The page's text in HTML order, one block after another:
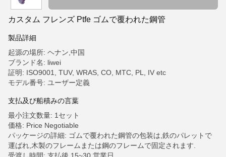
カスタム フレンズ Ptfe ゴムで覆われた鋼管
製品詳細
起源の場所: ヘナン,中国
ブランド名: liwei
証明: ISO9001, TUV, WRAS, CO, MTC, PL, IV etc
モデル番号: ユーザー定義
支払及び船積みの言葉
最小注文数量: 1セット
価格: Price Negotiable
パッケージの詳細: ゴムで覆われた鋼管の包装は,鉄のパレットで
運ばれ,木製のフレームまたは鋼のフレームで固定されます.